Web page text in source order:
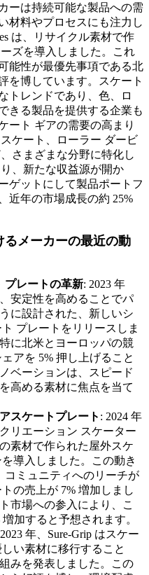
ーは持続可能な製品への需
材料やプロセスにも注力し
は、リサイクル素材で作
ズを導入しました。これ
能性が最優先事項である北
を博しています。スケート
トレンドであり、色、ロ
きる製品を提供する企業も
ート ギアの需要の高まり
ケート、ローラー ダービ
さまざまな分野に特化し
、新たな収益源が開か
ゲットにして製品ポートフ
近年の市場成長の約 25%
メーカーの最近の動
プレートの革新: 2023 年
安定性を高めることでパ
に設計された、新しいシ
プレートをリリースしま
に北米とヨーロッパの競
アを 5% 押し上げること
ベーションは、スピード
高める素材に焦点を当て
スケートプレート : 2024 年
リエーション スケーター
素材で作られた屋外スケ
導入しました。この動き
コミュニティへのリーチが
の売上が 7% 増加しまし
市場への参入により、こ
加すると予想されます。
年、Sure-Grip はスケー
い素材に移行すること
みを発表しました。この